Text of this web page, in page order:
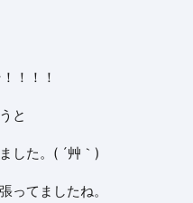
！！！
と
した。( ´艸｀)
ってましたね。